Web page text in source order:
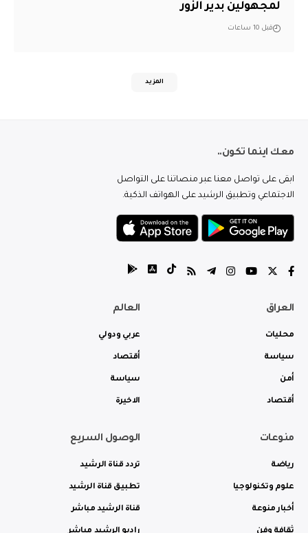
لمجهولين بدير الزور
قبل 10 ساعات
المزيد
معك اينما تكون..
ابقى على تواصل معنا عبر منصاتنا على التواصل
الاجتماعي وتطبيق الرشيد على الهواتف الذكية.
العراق
محليات
سياسة
أمن
أقتصاد
العالم
عربي ودولي
أقتصاد
سياسة
الاخيرة
منوعات
رياضة
علوم وتكنولوجيا
أخبار منوعة
الوصول السريع
تردد قناة الرشيد
تطبيق قناة الرشيد
قناة الرشيد مباشر